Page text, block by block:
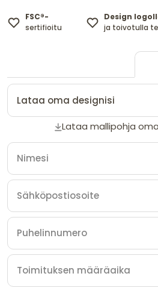
FSC®-
sertifioitu
Design
ja toivotulla
Lataa oma designisi
Lataa mallipohja